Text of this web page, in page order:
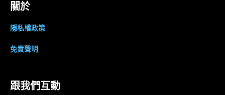
關於
隱私權政策
免責聲明
跟我們互動